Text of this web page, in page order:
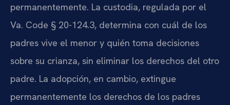
permanentemente. La custodia, regulada por el
Va. Code § 20-124.3, determina con cuál de los
padres vive el menor y quién toma decisiones
sobre su crianza, sin eliminar los derechos del otro
padre. La adopción, en cambio, extingue
permanentemente los derechos de los padres